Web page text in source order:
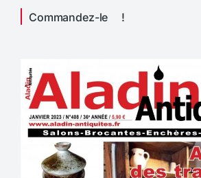
Commandez-le !